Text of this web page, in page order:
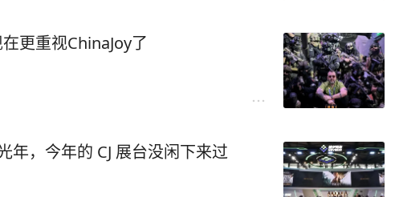
更重视ChinaJoy了
年，今年的 CJ 展台没闲下来过